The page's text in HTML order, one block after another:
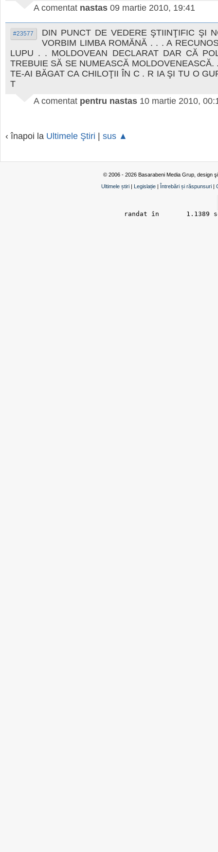
A comentat nastas 09 martie 2010, 19:41
#23577
DIN PUNCT DE VEDERE ŞTIINŢIFIC ŞI
VORBIM LIMBA ROMĂNĂ . . . A
LUPU . . MOLDOVEAN DECLARAT DAR CĂ
TREBUIE SĂ SE NUMEASCĂ MOLDOVENEASCĂ.
TE-AI BĂGAT CA CHILOŢII ÎN C . R IA ŞI TU O
T
A comentat pentru nastas 10 martie 2010,
‹ înapoi la Ultimele Ştiri | sus ▲
© 2006 - 2026 Basarabeni Media Grup, design
Ultimele știri | Legislație | Întrebări și răspunsuri |
randat în